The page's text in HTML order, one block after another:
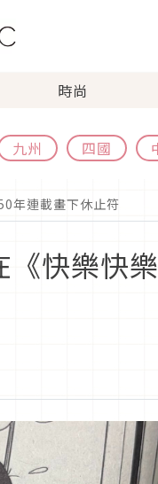
時尚
九州 四國
年連載畫下休止符
快樂快